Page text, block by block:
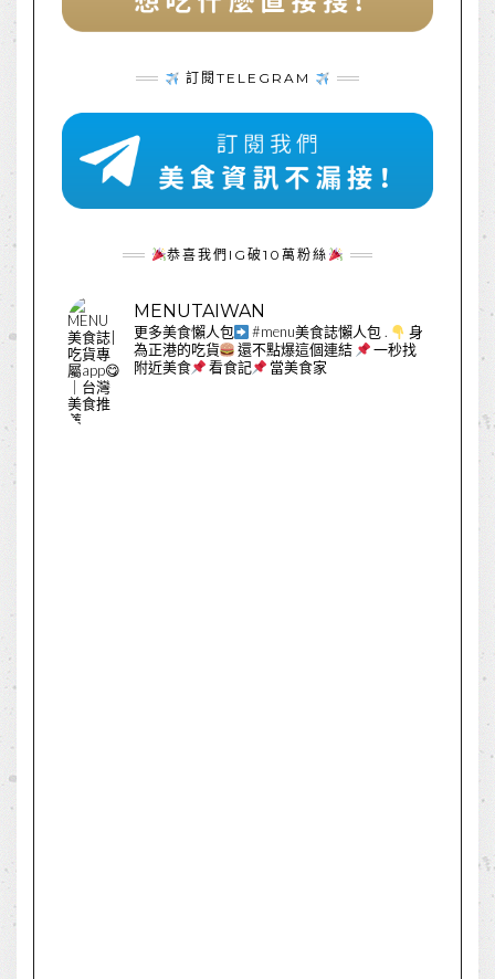
訂閱TELEGRAM
恭喜我們IG破10萬粉絲
MENUTAIWAN
更多美食懶人包 #menu美食誌懶人包.
身
為正港的吃貨
還不點爆這個連結
一秒找
附近美食
看食記 當美食家